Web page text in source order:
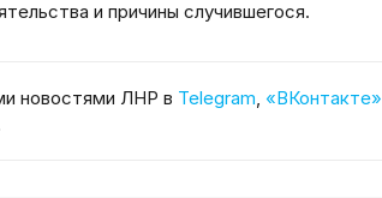
и причины случившегося.
новостями ЛНР в Telegram «ВКонтакте»